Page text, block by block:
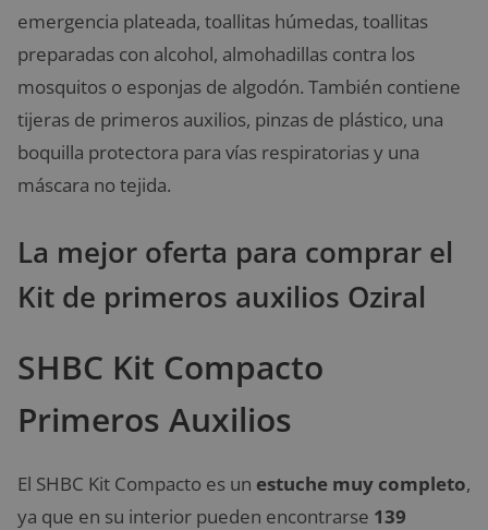
emergencia plateada, toallitas húmedas, toallitas
preparadas con alcohol, almohadillas contra los
mosquitos o esponjas de algodón. También contiene
tijeras de primeros auxilios, pinzas de plástico, una
boquilla protectora para vías respiratorias y una
máscara no tejida.
La mejor oferta para comprar el
Kit de primeros auxilios Oziral
SHBC Kit Compacto
Primeros Auxilios
El SHBC Kit Compacto es un estuche muy completo,
ya que en su interior pueden encontrarse 139